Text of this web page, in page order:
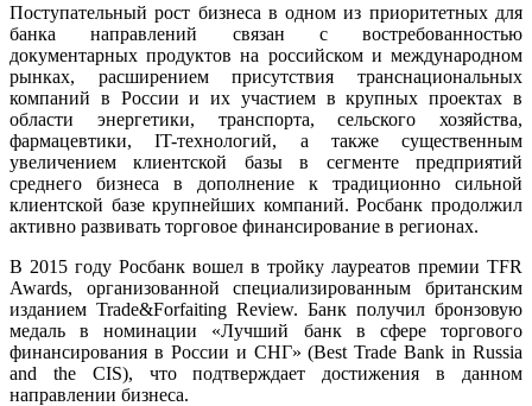
Поступательный рост бизнеса в одном из приоритетных для
банка направлений связан с востребованностью
документарных продуктов на российском и международном
рынках, расширением присутствия транснациональных
компаний в России и их участием в крупных проектах в
области энергетики, транспорта, сельского хозяйства,
фармацевтики, IT-технологий, а также существенным
увеличением клиентской базы в сегменте предприятий
среднего бизнеса в дополнение к традиционно сильной
клиентской базе крупнейших компаний. Росбанк продолжил
активно развивать торговое финансирование в регионах.
В 2015 году Росбанк вошел в тройку лауреатов премии TFR
Awards, организованной специализированным британским
изданием Trade&Forfaiting Review. Банк получил бронзовую
медаль в номинации «Лучший банк в сфере торгового
финансирования в России и СНГ» (Best Trade Bank in Russia
and the CIS), что подтверждает достижения в данном
направлении бизнеса.